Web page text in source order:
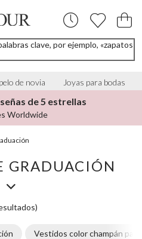
clave, por ejemplo, «zapatos
de novia Joyas para bodas
de 5 estrellas
Worldwide
GRADUACIÓN
Vestidos color champán